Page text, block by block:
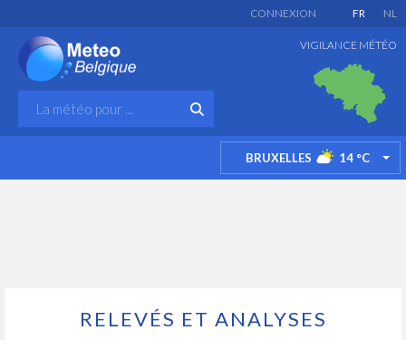
FR NL
CONNEXION
VIGILANCE MÉTÉO
BRUXELLES 14 °C
RELEVÉS ET ANALYSES